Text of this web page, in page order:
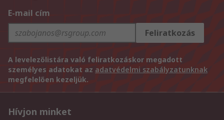
E-mail cím
Feliratkozás
A levelezőlistára való feliratkozáskor megadott
személyes adatokat az adatvédelmi szabályzatunknak
megfelelően kezeljük.
Hívjon minket